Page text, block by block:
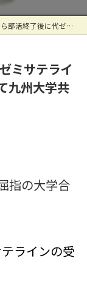
イン講座を受講 成績を伸ばして九州大学共創学部に現役合格！！
ミサテライ
九州大学共
指の大学合
ラインの受